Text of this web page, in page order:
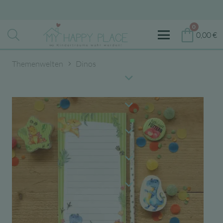
0
0,00€
Themenwelten Dinos